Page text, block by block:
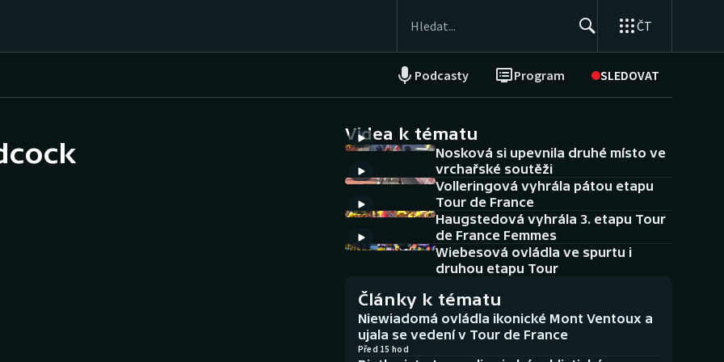
ČT
Podcasty Program SLEDOVAT
Jezdectví
NEPŘEHLÉDNĚTE
Historické návraty
Aplikace ČT sport
AZ kvíz
Videa k tématu
Nosková si upevnila druhé místo ve
vrchařské soutěži
Volleringová vyhrála pátou etapu
Tour de France
Haugstedová vyhrála 3. etapu Tour
de France Femmes
Wiebesová ovládla ve spurtu i
druhou etapu Tour
Články k tématu
Niewiadomá ovládla ikonické Mont Ventoux a
ujala se vedení v Tour de France
Před 15 hod